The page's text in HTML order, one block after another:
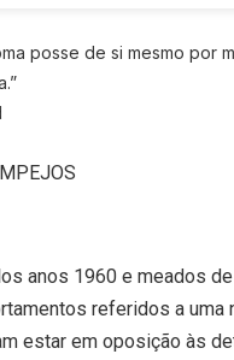
posse de si mesmo
anos 1960 e meados
referidos a
estar em oposição às